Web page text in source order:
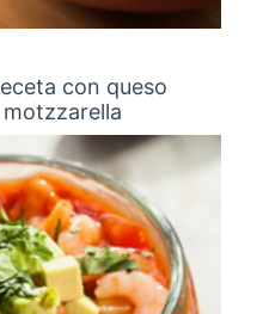
con queso